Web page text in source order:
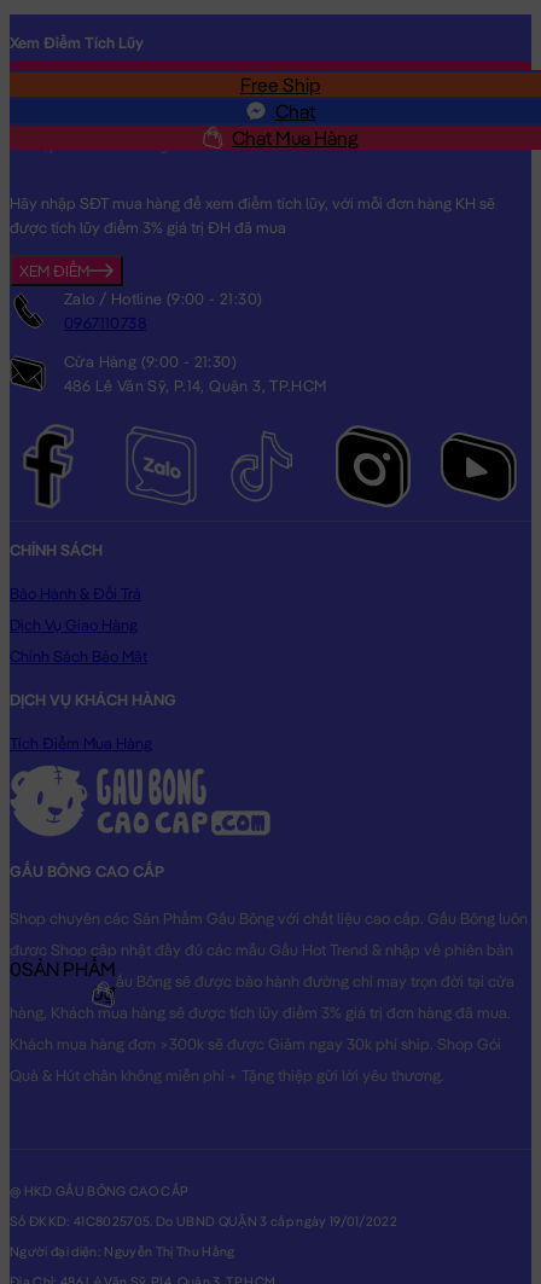
Free Ship
Chat
Chat Mua Hàng
Xem Điểm Tích Lũy
Hãy nhập SĐT mua hàng để xem điểm tích lũy, với mỗi đơn hàng KH sẽ
được tích lũy điểm 3% giá trị ĐH đã mua
XEM ĐIỂM
Zalo / Hotline (9:00 - 21:30)
0967110738
Cửa Hàng (9:00 - 21:30)
486 Lê Văn Sỹ, P.14, Quận 3, TP.HCM
CHÍNH SÁCH
Bảo Hành & Đổi Trả
Dịch Vụ Giao Hàng
Chính Sách Bảo Mật
DỊCH VỤ KHÁCH HÀNG
Tích Điểm Mua Hàng
GẤU BÔNG CAO CẤP
Shop chuyên các Sản Phẩm Gấu Bông với chất liệu cao cấp. Gấu Bông luôn
được Shop cập nhật đầy đủ các mẫu Gấu Hot Trend & nhập về phiên bản
Original nhất. Gấu Bông sẽ được bảo hành đường chỉ may trọn đời tại cửa
hàng, Khách mua hàng sẽ được tích lũy điểm 3% giá trị đơn hàng đã mua.
Khách mua hàng đơn >300k sẽ được Giảm ngay 30k phí ship. Shop Gói
Quà & Hút chân không miễn phí + Tặng thiệp gửi lời yêu thương.
@ HKD GẤU BÔNG CAO CẤP
Số ĐKKD: 41C8025705. Do UBND QUẬN 3 cấp ngày 19/01/2022
Người đại diện: Nguyễn Thị Thu Hằng
0SẢN PHẨM
0₫